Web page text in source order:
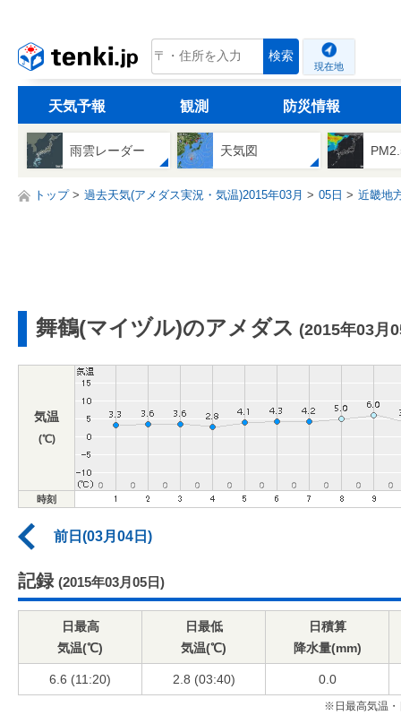
tenki.jp 検索
現在地
天気予報 観測 防災情報
雨雲レーダー 天気図
トップ 過去天気(アメダス実況・気温)2015年03月 05日 近畿地
舞鶴(マイヅル)のアメダス (2015年03月
気温
(℃)
時刻
前日(03月04日)
記録 (2015年03月05日)
日最高
気温(℃)
日最低
気温(℃)
日積算
降水量(mm)
6.6 (11:20) 2.8 (03:40) 0.0
※日最高気温・